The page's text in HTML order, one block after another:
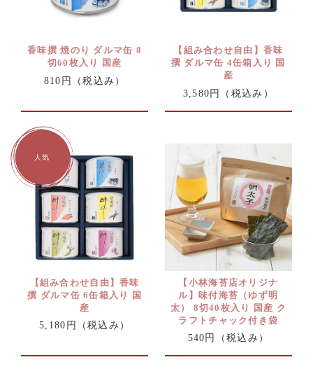
香味撰 焼のり ダルマ缶 8
切60枚入り 国産
810円
（税込み）
【組み合わせ自由】香味
撰 ダルマ缶 4缶箱入り 国
産
3,580円
（税込み）
【組み合わせ自由】香味
撰 ダルマ缶 6缶箱入り 国
産
5,180円
（税込み）
【小林海苔店オリジナ
ル】味付海苔（ゆず明
太） 8切40枚入り 国産 ク
ラフトチャック付き袋
540円
（税込み）